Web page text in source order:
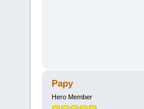
Papy
Hero Member